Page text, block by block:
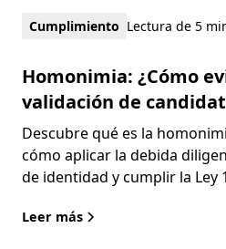
Cumplimiento Lectura de 5
Homonimia: ¿Cómo
validación de
Descubre qué es la
cómo aplicar la debida
de identidad y cumplir la Ley
Leer más